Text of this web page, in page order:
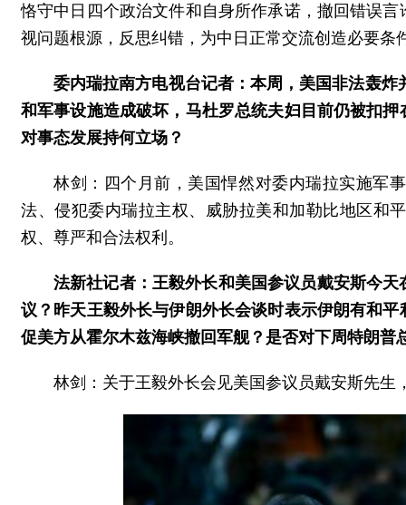
恪守中日四个政治文件和自身所作承诺，撤回错误
视问题根源，反思纠错，为中日正常交流创造必要条
委内瑞拉南方电视台记者：本周，美国非法轰
和军事设施造成破坏，马杜罗总统夫妇目前仍被扣
对事态发展持何立场？
林剑：四个月前，美国悍然对委内瑞拉实施军
法、侵犯委内瑞拉主权、威胁拉美和加勒比地区和
权、尊严和合法权利。
法新社记者：王毅外长和美国参议员戴安斯今
议？昨天王毅外长与伊朗外长会谈时表示伊朗有和
促美方从霍尔木兹海峡撤回军舰？是否对下周特朗普
林剑：关于王毅外长会见美国参议员戴安斯先